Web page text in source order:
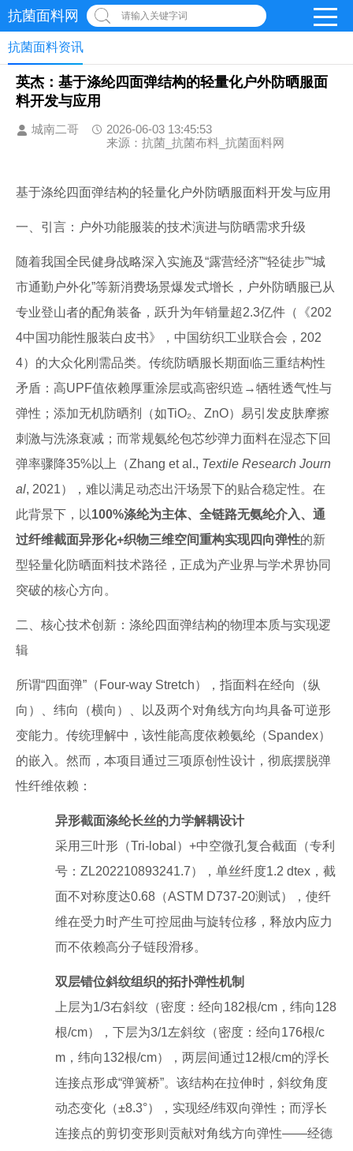
抗菌面料网 请输入关键字词
抗菌面料资讯
英杰：基于涤纶四面弹结构的轻量化户外防晒服面
料开发与应用
城南二哥
2026-06-03 13:45:53
来源：抗菌_抗菌布料_抗菌面料网
基于涤纶四面弹结构的轻量化户外防晒服面料开发与应用
一、引言：户外功能服装的技术演进与防晒需求升级
随着我国全民健身战略深入实施及“露营经济”“轻徒步”“城
市通勤户外化”等新消费场景爆发式增长，户外防晒服已从
专业登山者的配角装备，跃升为年销量超2.3亿件（《202
4中国功能性服装白皮书》，中国纺织工业联合会，202
4）的大众化刚需品类。传统防晒服长期面临三重结构性
矛盾：高UPF值依赖厚重涂层或高密织造→牺牲透气性与
弹性；添加无机防晒剂（如TiO₂、ZnO）易引发皮肤摩擦
刺激与洗涤衰减；而常规氨纶包芯纱弹力面料在湿态下回
弹率骤降35%以上（Zhang et al., Textile Research Journ
al, 2021），难以满足动态出汗场景下的贴合稳定性。在
此背景下，以100%涤纶为主体、全链路无氨纶介入、通
过纤维截面异形化+织物三维空间重构实现四向弹性的新
型轻量化防晒面料技术路径，正成为产业界与学术界协同
突破的核心方向。
二、核心技术创新：涤纶四面弹结构的物理本质与实现逻
辑
所谓“四面弹”（Four-way Stretch），指面料在经向（纵
向）、纬向（横向）、以及两个对角线方向均具备可逆形
变能力。传统理解中，该性能高度依赖氨纶（Spandex）
的嵌入。然而，本项目通过三项原创性设计，彻底摆脱弹
性纤维依赖：
异形截面涤纶长丝的力学解耦设计
采用三叶形（Tri-lobal）+中空微孔复合截面（专利
号：ZL202210893241.7），单丝纤度1.2 dtex，截
面不对称度达0.68（ASTM D737-20测试），使纤
维在受力时产生可控屈曲与旋转位移，释放内应力
而不依赖高分子链段滑移。
双层错位斜纹组织的拓扑弹性机制
上层为1/3右斜纹（密度：经向182根/cm，纬向128
根/cm），下层为3/1左斜纹（密度：经向176根/c
m，纬向132根/cm），两层间通过12根/cm的浮长
连接点形成“弹簧桥”。该结构在拉伸时，斜纹角度
动态变化（±8.3°），实现经/纬双向弹性；而浮长
连接点的剪切变形则贡献对角线方向弹性——经德